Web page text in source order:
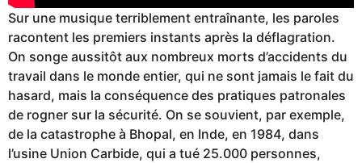
Sur une musique terriblement entraînante, les paroles
racontent les premiers instants après la déflagration.
On songe aussitôt aux nombreux morts d’accidents du
travail dans le monde entier, qui ne sont jamais le fait du
hasard, mais la conséquence des pratiques patronales
de rogner sur la sécurité. On se souvient, par exemple,
de la catastrophe à Bhopal, en Inde, en 1984, dans
l’usine Union Carbide, qui a tué 25.000 personnes,